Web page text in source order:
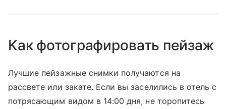
Как фотографировать пейзаж
Лучшие пейзажные снимки получаются на
рассвете или закате. Если вы заселились в отель с
потрясающим видом в 14:00 дня, не торопитесь